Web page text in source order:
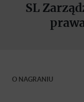
SL
O NAGRANIU